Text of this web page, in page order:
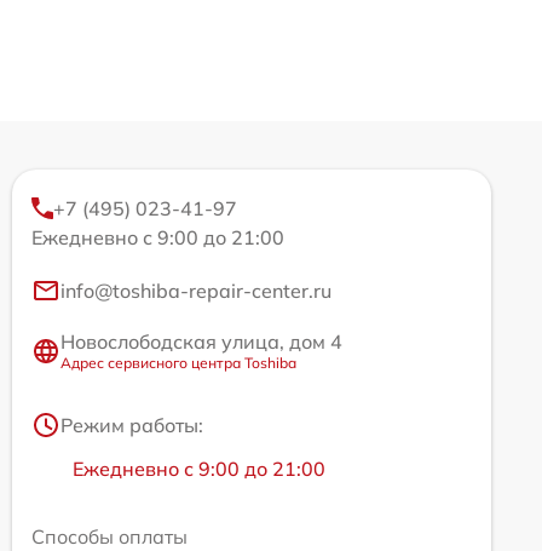
+7 (495) 023-41-97
Ежедневно с 9:00 до 21:00
info@toshiba-repair-center.ru
Новослободская улица, дом 4
Адрес сервисного центра Toshiba
Режим работы:
Ежедневно с 9:00 до 21:00
Способы оплаты